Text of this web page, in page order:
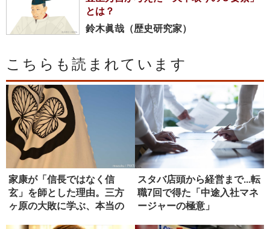
とは？
鈴木眞哉（歴史研究家）
こちらも読まれています
家康が「信長ではなく信
玄」を師とした理由。三方
ヶ原の大敗に学ぶ、本当の
スタバ店頭から経営まで...転
職7回で得た「中途入社マネ
ージャーの極意」